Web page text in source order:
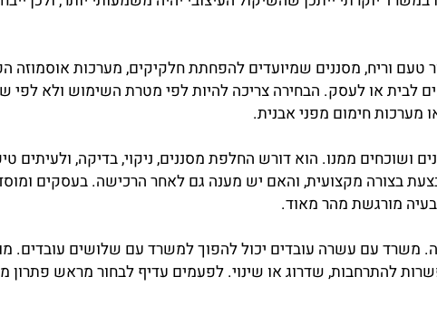
היא חומר נפוץ בזכות עמידות, ניקיון ונראות מקצועית.
מסננים שמיועדים להפחתת חלקיקים, מערכות אוסמוזה
חימום מפני אבנית.
ממנו. הוא דורש החלפת מסננים, ניקוי, בדיקה, ולעיתים
מורגשת מהר מאוד.
עם עשרה עובדים יכול להפוך למשרד עם שלושים עובדים.